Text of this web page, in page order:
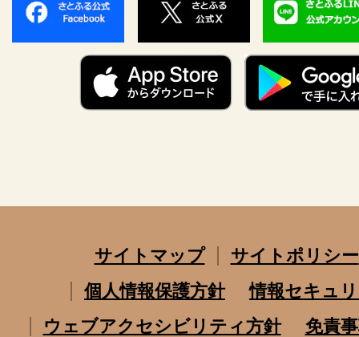
サイトマップ
サイトポリシー
個人情報保護方針
情報セキュ
ウェブアクセシビリティ方針
免責